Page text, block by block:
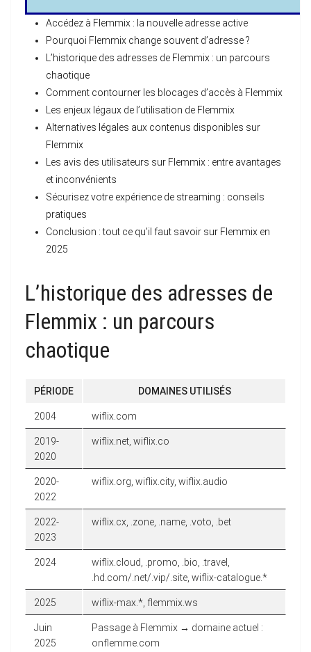
Accédez à Flemmix : la nouvelle adresse active
Pourquoi Flemmix change souvent d’adresse ?
L’historique des adresses de Flemmix : un parcours
chaotique
Comment contourner les blocages d’accès à Flemmix
Les enjeux légaux de l’utilisation de Flemmix
Alternatives légales aux contenus disponibles sur
Flemmix
Les avis des utilisateurs sur Flemmix : entre avantages
et inconvénients
Sécurisez votre expérience de streaming : conseils
pratiques
Conclusion : tout ce qu’il faut savoir sur Flemmix en
2025
L’historique des adresses de
Flemmix : un parcours
chaotique
PÉRIODE DOMAINES UTILISÉS
2004 wiflix.com
2019-
2020
wiflix.net, wiflix.co
2020-
2022
wiflix.org, wiflix.city, wiflix.audio
2022-
2023
wiflix.cx, .zone, .name, .voto, .bet
2024
wiflix.cloud, .promo, .bio, .travel,
.hd.com/.net/.vip/.site, wiflix-catalogue.*
2025 wiflix-max.*, flemmix.ws
Juin
2025
Passage à Flemmix → domaine actuel :
onflemme.com